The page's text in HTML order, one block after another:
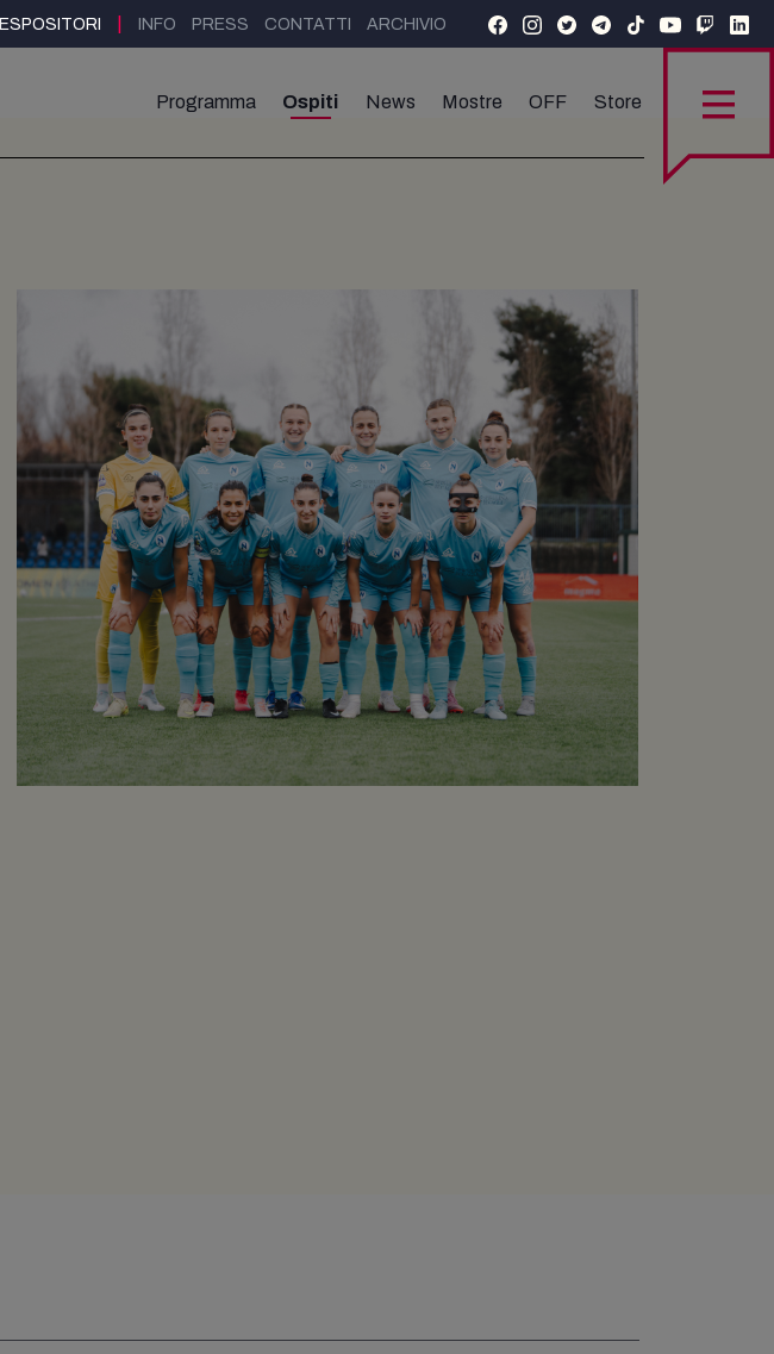
ESPOSITORI INFO PRESS CONTATTI ARCHIVIO
Programma Ospiti News Mostre OFF Store